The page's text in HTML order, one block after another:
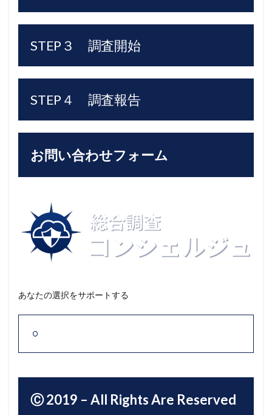
STEP３ 調査開始
STEP４ 調査報告
お問い合わせフォーム
あなたの選択をサポートする
Ⓒ 2019 – All Rights Are Reserved